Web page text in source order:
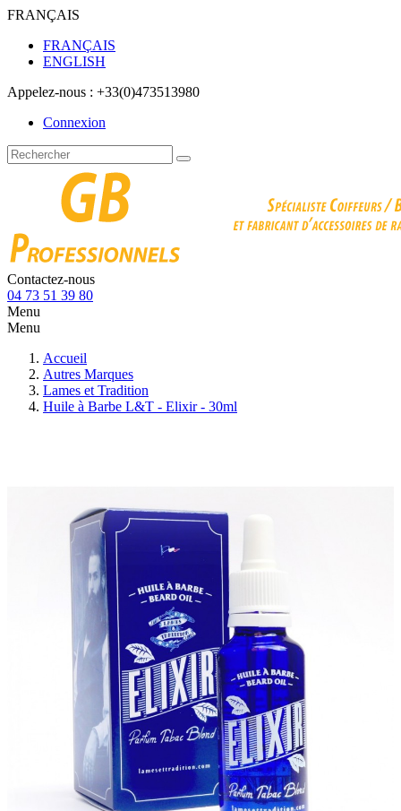
FRANÇAIS
FRANÇAIS
ENGLISH
Appelez-nous : +33(0)473513980
Connexion
Contactez-nous
04 73 51 39 80
Menu
Menu
Accueil
Autres Marques
Lames et Tradition
Huile à Barbe L&T - Elixir - 30ml